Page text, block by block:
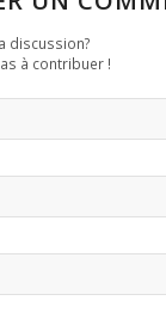
discussion?
à contribuer !